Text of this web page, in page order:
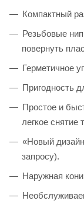
Компактный
Резьбовые
повернуть
Герметичное
Пригодность
Простое и
легкое снятие
«Новый
запросу).
Наружная